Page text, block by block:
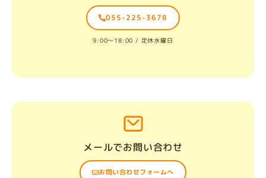
055-225-3678
9:00〜18:00 / 定休水曜日
メールでお問い合わせ
お問い合わせフォームへ